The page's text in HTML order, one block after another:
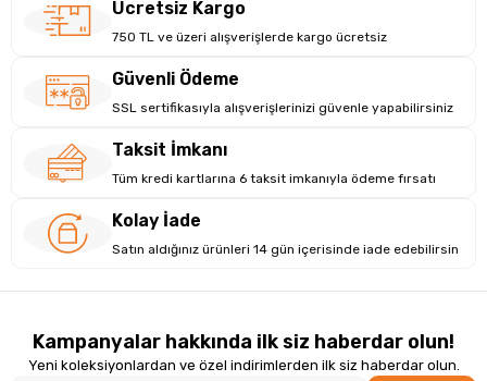
Teknik Özellikler
Ücretsiz Kargo
750 TL ve üzeri alışverişlerde kargo ücretsiz
Güvenli Ödeme
SSL sertifikasıyla alışverişlerinizi güvenle yapabilirsiniz
Taksit İmkanı
Tüm kredi kartlarına 6 taksit imkanıyla ödeme fırsatı
Kolay İade
Satın aldığınız ürünleri 14 gün içerisinde iade edebilirsin
Kampanyalar hakkında ilk siz haberdar olun!
Yeni koleksiyonlardan ve özel indirimlerden ilk siz haberdar olun.